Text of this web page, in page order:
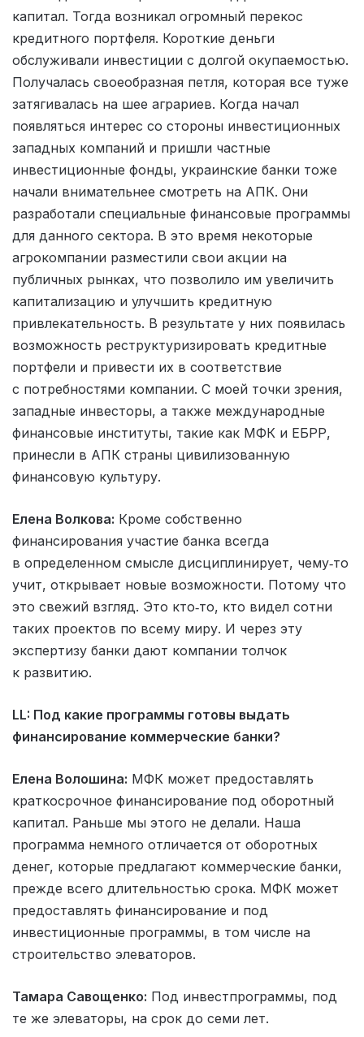
капитал. Тогда возникал огромный перекос
кредитного портфеля. Короткие деньги
обслуживали инвестиции с долгой окупаемостью.
Получалась своеобразная петля, которая все туже
затягивалась на шее аграриев. Когда начал
появляться интерес со стороны инвестиционных
западных компаний и пришли частные
инвестиционные фонды, украинские банки тоже
начали внимательнее смотреть на АПК. Они
разработали специальные финансовые программы
для данного сектора. В это время некоторые
агрокомпании разместили свои акции на
публичных рынках, что позволило им увеличить
капитализацию и улучшить кредитную
привлекательность. В результате у них появилась
возможность реструктуризировать кредитные
портфели и привести их в соответствие
с потребностями компании. С моей точки зрения,
западные инвесторы, а также международные
финансовые институты, такие как МФК и ЕБРР,
принесли в АПК страны цивилизованную
финансовую культуру.
Елена Волкова: Кроме собственно
финансирования участие банка всегда
в определенном смысле дисциплинирует, чему‑то
учит, открывает новые возможности. Потому что
это свежий взгляд. Это кто‑то, кто видел сотни
таких проектов по всему миру. И через эту
экспертизу банки дают компании толчок
к развитию.
LL: Под какие программы готовы выдать
финансирование коммерческие банки?
Елена Волошина: МФК может предоставлять
краткосрочное финансирование под оборотный
капитал. Раньше мы этого не делали. Наша
программа немного отличается от оборотных
денег, которые предлагают коммерческие банки,
прежде всего длительностью срока. МФК может
предоставлять финансирование и под
инвестиционные программы, в том числе на
строительство элеваторов.
Тамара Савощенко: Под инвестпрограммы, под
те же элеваторы, на срок до семи лет.